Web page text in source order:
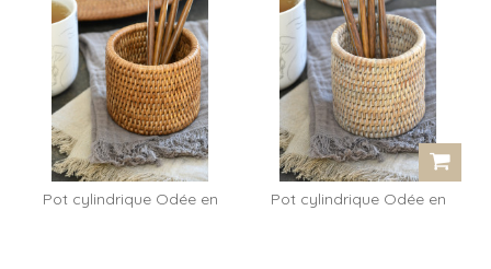
Pot cylindrique Odée en
Pot cylindrique Odée en